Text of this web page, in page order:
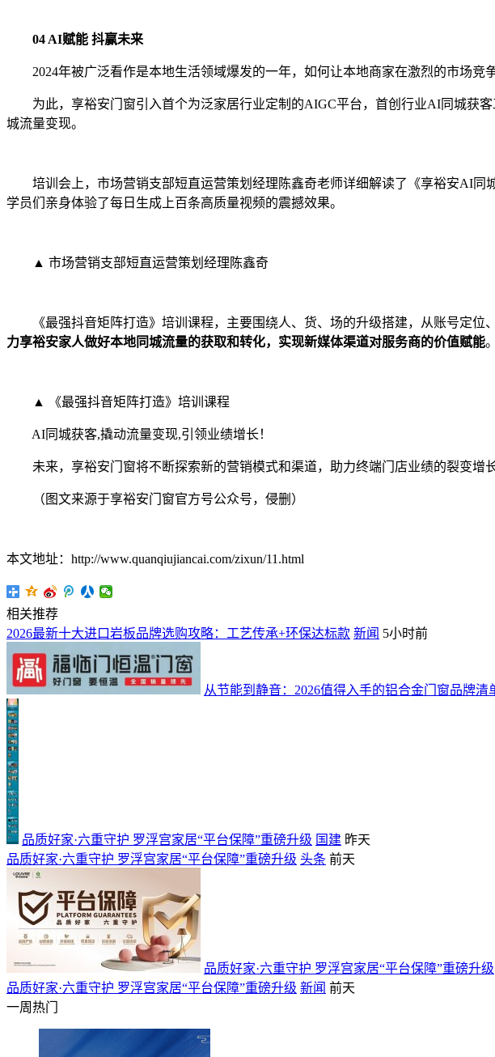
04 AI赋能 抖赢未来
2024年被广泛看作是本地生活领域爆发的一年，如何让本地商家在激烈的市场竞
为此，享裕安门窗引入首个为泛家居行业定制的AIGC平台，首创行业AI同城获客
城流量变现。
培训会上，市场营销支部短直运营策划经理陈鑫奇老师详细解读了《享裕安AI同城
学员们亲身体验了每日生成上百条高质量视频的震撼效果。
▲ 市场营销支部短直运营策划经理陈鑫奇
《最强抖音矩阵打造》培训课程，主要围绕人、货、场的升级搭建，从账号定位
力享裕安家人做好本地同城流量的获取和转化，实现新媒体渠道对服务商的价值赋能。
▲ 《最强抖音矩阵打造》培训课程
AI同城获客,撬动流量变现,引领业绩增长！
未来，享裕安门窗将不断探索新的营销模式和渠道，助力终端门店业绩的裂变增长
（图文来源于享裕安门窗官方号公众号，侵删）
本文地址：http://www.quanqiujiancai.com/zixun/11.html
相关推荐
2026最新十大进口岩板品牌选购攻略：工艺传承+环保达标款 新闻 5小时前
从节能到静音：2026值得入手的铝合金门窗品牌清
品质好家·六重守护 罗浮宫家居“平台保障”重磅升级 国建 昨天
品质好家·六重守护 罗浮宫家居“平台保障”重磅升级 头条 前天
品质好家·六重守护 罗浮宫家居“平台保障”重磅升级
品质好家·六重守护 罗浮宫家居“平台保障”重磅升级 新闻 前天
一周热门